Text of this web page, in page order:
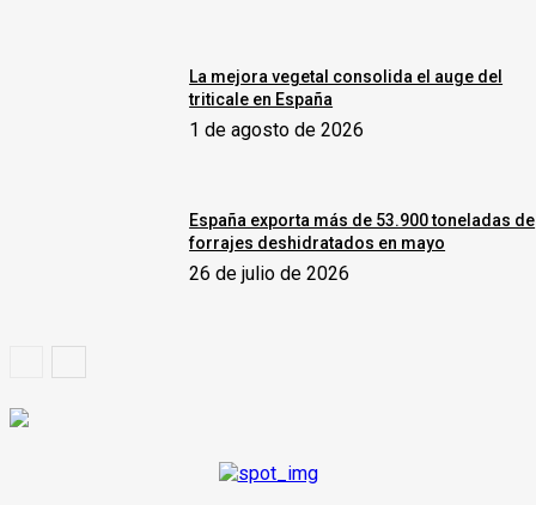
La mejora vegetal consolida el auge del
triticale en España
1 de agosto de 2026
España exporta más de 53.900 toneladas de
forrajes deshidratados en mayo
26 de julio de 2026